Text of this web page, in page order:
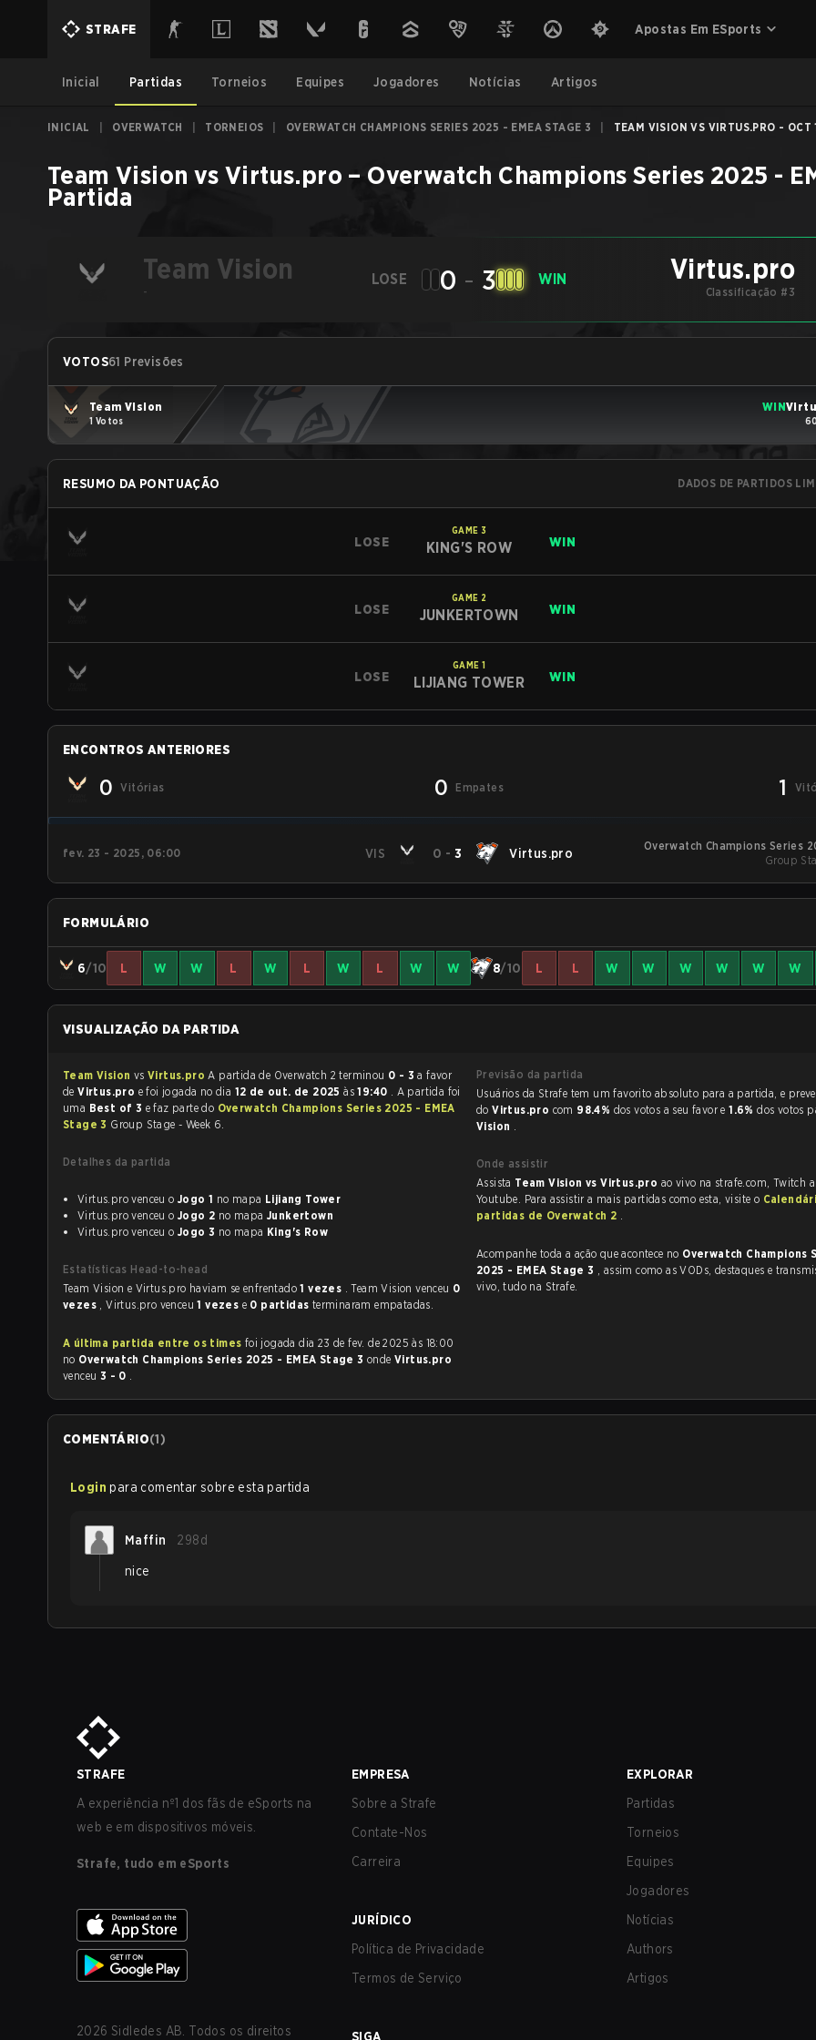
STRAFE Apostas Em ESports
Inicial Partidas Torneios Equipes Jogadores Notícias Artigos
INICIAL OVERWATCH TORNEIOS OVERWATCH CHAMPIONS SERIES 2025 - EMEA STAGE 3 TEAM VISION VS VIRTUS.PRO - OCT
Team Vision vs Virtus.pro – Overwatch Champions Series 2025 -
Partida
Team Vision
-
LOSE 0 - 3 WIN Virtus.pro
Classificação #3
VOTOS61 Previsões
Team Vision
1 Votos
WIN
RESUMO DA PONTUAÇÃO DADOS DE PARTIDOS
LOSE
GAME 3
KING'S ROW WIN
LOSE
GAME 2
JUNKERTOWN WIN
LOSE
GAME 1
LIJIANG TOWER WIN
ENCONTROS ANTERIORES
0 Vitórias 0 Empates 1
fev. 23 - 2025, 06:00 VIS 0 - 3 Virtus.pro
Overwatch Champions Series
Group
FORMULÁRIO
6/10 L W W L W L W L W W 8/10 L L W W W W W W
VISUALIZAÇÃO DA PARTIDA
Team Vision vs Virtus.pro A partida de Overwatch 2 terminou 0 - 3 a favor
deVirtus.pro e foi jogada no dia 12 de out. de 2025às19:40 . A partida foi
uma Best of 3 e faz parte do Overwatch Champions Series 2025 - EMEA
Stage 3
Group Stage - Week 6.
Detalhes da partida
Virtus.pro venceu o Jogo 1 no mapa Lijiang Tower
Virtus.pro venceu o Jogo 2 no mapa Junkertown
Virtus.pro venceu o Jogo 3 no mapa King's Row
Estatísticas Head-to-head
Team Vision e Virtus.pro haviam se enfrentado1 vezes . Team Vision venceu 0
vezes , Virtus.pro venceu1 vezes e 0 partidas terminaram empatadas.
A última partida entre os times
no
Overwatch Champions Series 2025 - EMEA Stage 3 onde Virtus.pro
venceu 3 - 0 .
Previsão da partida
Usuários da Strafe tem um favorito absoluto para a partida, e preveem a vitória
doVirtus.pro com 98.4% dos votos a seu favor e1.6%dos votos
Vision .
Onde assistir
Assista Team Vision vs Virtus.pro ao vivo na strafe.com, Twitch
Youtube. Para assistir a mais partidas como esta, visite o
partidas de Overwatch 2 .
Acompanhe toda a ação que acontece no Overwatch Champions
2025 - EMEA Stage 3 , assim como as VODs, destaques e transmissões ao
vivo, tudo na Strafe.
COMENTÁRIO(1)
Login para comentar sobre esta partida
Maffin 298d
nice
STRAFE
A experiência nº1 dos fãs de eSports na
web e em dispositivos móveis.
Strafe, tudo em eSports
2026 Sidledes AB. Todos os direitos
EMPRESA
Sobre a Strafe
Contate-Nos
Carreira
JURÍDICO
Política de Privacidade
Termos de Serviço
SIGA
EXPLORAR
Partidas
Torneios
Equipes
Jogadores
Notícias
Authors
Artigos